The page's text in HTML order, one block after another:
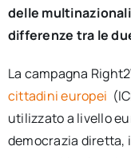
delle
differenze tra le
La campagna
cittadini europei
utilizzato a livello
democrazia diretta,